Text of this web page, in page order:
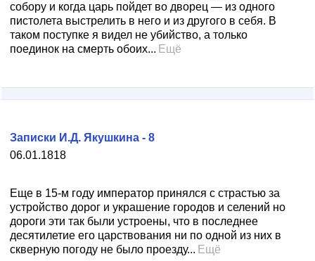
собору и когда царь пойдет во дворец — из одного
пистолета выстрелить в него и из другого в себя. В
таком поступке я видел не убийство, а только
поединок на смерть обоих... Ещё
06.01.1818
Записки И.Д. Якушкина - 8
Еще в 15-м году император принялся с страстью за
устройство дорог и украшение городов и селений но
дороги эти так были устроены, что в последнее
десятилетие его царствования ни по одной из них в
скверную погоду не было проезду... Ещё